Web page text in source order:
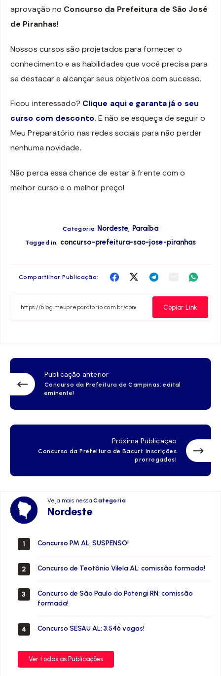
aprovação no Concurso da Prefeitura de São José
de Piranhas!
Nossos cursos são projetados para fornecer o
conhecimento e as habilidades que você precisa para
se destacar e alcançar seus objetivos com sucesso.
Ficou interessado? Clique aqui e garanta já o seu
curso com desconto. E não se esqueça de seguir o
Meu Preparatório nas redes sociais para não perder
nenhuma novidade.
Não perca essa chance de estar à frente com o
melhor curso e o melhor preço!
Categoria Nordeste, Paraíba
Tagged in: concurso-prefeitura-sao-jose-piranhas
Compartilhar Publicação:
Compartilha
Facebook
CompartilhaCompartilha
Telegram
Compartilha
Email
Copiar Link
Publicação anterior
Concurso da Prefeitura de Campinas: edital
eminente!
Próxima Publicação
Concurso da Prefeitura de Bacuri: inscrições
prorrogadas!
Veja mais nessaCategoria
Nordeste
Nordeste
1 Concurso PM AL: SUSPENSO!
2 Concurso de Teotônio Vilela AL: comissão formada!
3
Concurso de São Paulo do Potengi RN: comissão
formada!
4 Concurso SESAU AL: 3.546 vagas!
Ver todas as Publicações